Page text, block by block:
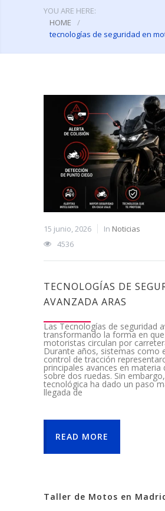
YOU ARE HERE:
HOME
/
tecnologías de seguridad en
15 junio, 2026 In Noticias
4536
TECNOLOGÍAS DE
AVANZADA ARAS
Las Tecnologías de seguridad
transformando la forma en
motoristas circulan por
Durante años, sistemas como
control de tracción
principales avances en materia
sobre dos ruedas. Sin
tecnológica ha dado un paso
llegada de
READ MORE
Taller de Motos en